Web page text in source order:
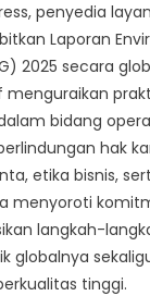
penyedia
Laporan
2025 secara
bidang
hak
etika bisnis,
menyoroti
langkah-
globalnya
tinggi.